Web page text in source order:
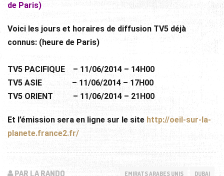
de Paris)
Voici les jours et horaires de diffusion TV5 déjà
connus: (heure de Paris)
TV5 PACIFIQUE – 11/06/2014 – 14H00
TV5 ASIE – 11/06/2014 – 17H00
TV5 ORIENT – 11/06/2014 – 21H00
Et l’émission sera en ligne sur le site http://oeil-sur-la-
planete.france2.fr/
PAR LA RANDO EMIRATS ARABES UNIS DUBAI